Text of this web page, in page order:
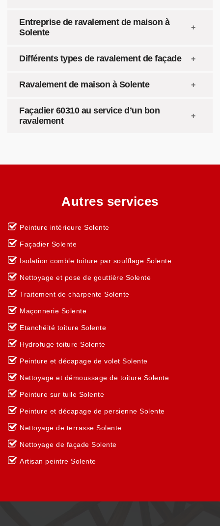
Entreprise de ravalement de maison à
Solente
Différents types de ravalement de façade
Ravalement de maison à Solente
Façadier 60310 au service d’un bon
ravalement
Autres services
Peinture intérieure Solente
Façadier Solente
Isolation comble toiture par soufflage Solente
Nettoyage et pose de gouttière Solente
Traitement de charpente Solente
Maçonnerie Solente
Etanchéité toiture Solente
Hydrofuge toiture Solente
Peinture et décapage de volet Solente
Nettoyage et démoussage de toiture Solente
Peinture sur tuile Solente
Peinture et décapage de persienne Solente
Nettoyage de terrasse Solente
Nettoyage de façade Solente
Artisan peintre Solente